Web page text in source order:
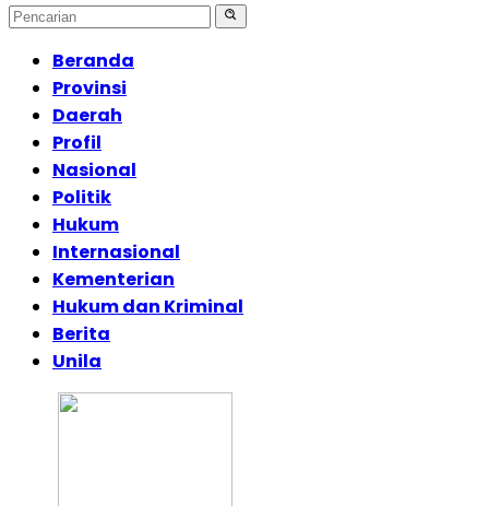
Beranda
Provinsi
Daerah
Profil
Nasional
Politik
Hukum
Internasional
Kementerian
Hukum dan Kriminal
Berita
Unila